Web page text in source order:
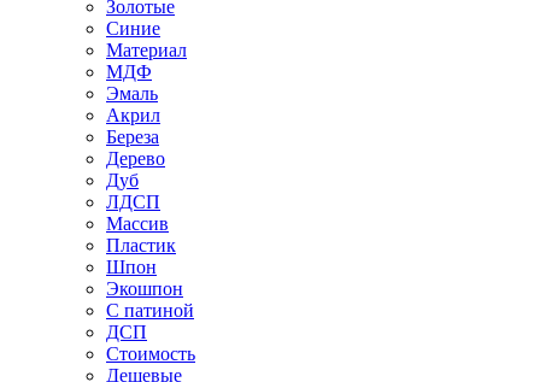
Золотые
Синие
Материал
МДФ
Эмаль
Акрил
Береза
Дерево
Дуб
ЛДСП
Массив
Пластик
Шпон
Экошпон
С патиной
ДСП
Стоимость
Дешевые